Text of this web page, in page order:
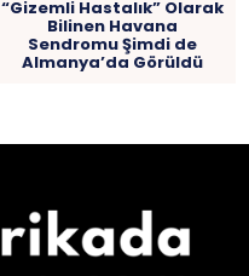
“Gizemli Hastalık” Olarak
Bilinen Havana
Sendromu Şimdi de
Almanya’da Görüldü